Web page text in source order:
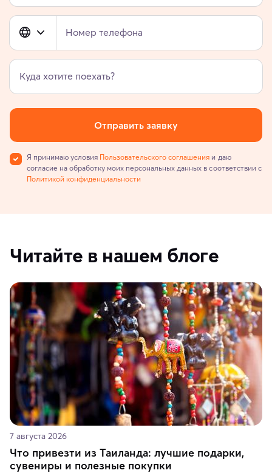
Номер телефона
Куда хотите поехать?
Отправить заявку
Я принимаю условия Пользовательского соглашения и даю
согласие на обработку моих персональных данных в соответствии с
Политикой конфиденциальности
Читайте в нашем блоге
7 августа 2026
Что привезти из Таиланда: лучшие подарки,
сувениры и полезные покупки